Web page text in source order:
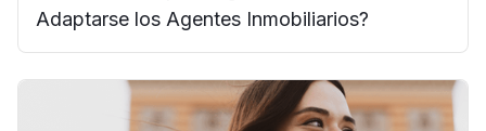
Adaptarse los Agentes Inmobiliarios?